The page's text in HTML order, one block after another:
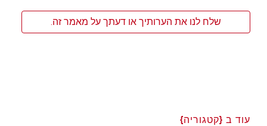
שלח לנו את הערותיך או דעתך על מאמר זה.
עוד ב {קטגוריה}